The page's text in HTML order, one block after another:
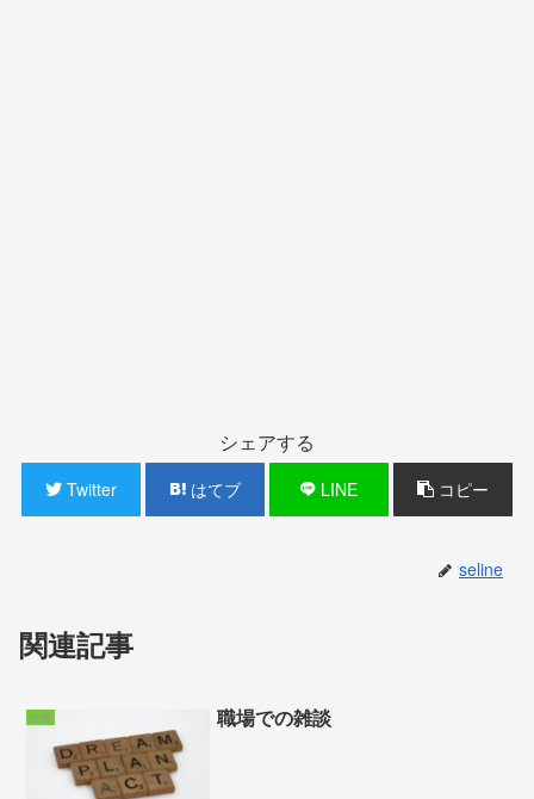
シェアする
Twitter はてブ LINE コピー
seline
関連記事
仕事 職場での雑談